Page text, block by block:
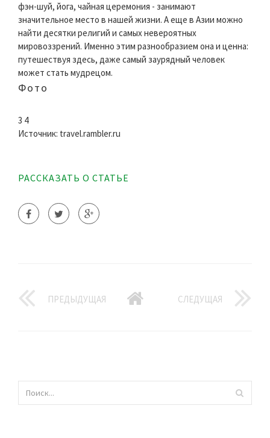
фэн-шуй, йога, чайная церемония - занимают
значительное место в нашей жизни. А еще в Азии можно
найти десятки религий и самых невероятных
мировоззрений. Именно этим разнообразием она и ценна:
путешествуя здесь, даже самый заурядный человек
может стать мудрецом.
Фото
3 4
Источник: travel.rambler.ru
РАССКАЗАТЬ О СТАТЬЕ
ПРЕДЫДУЩАЯ СЛЕДУЩАЯ